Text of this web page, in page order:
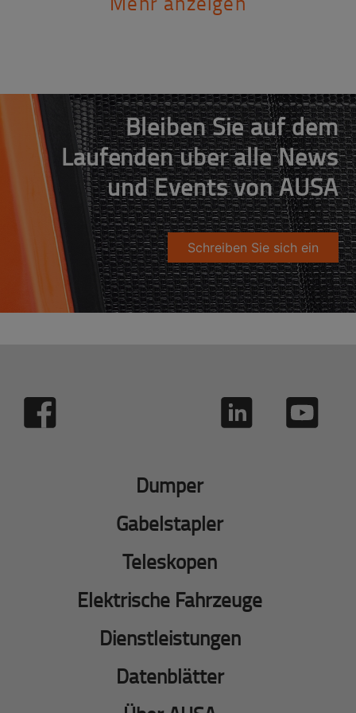
Bleiben Sie auf dem
Laufenden über alle News
und Events von AUSA
Schreiben Sie sich ein
Dumper
Gabelstapler
Teleskopen
Elektrische Fahrzeuge
Dienstleistungen
Datenblätter